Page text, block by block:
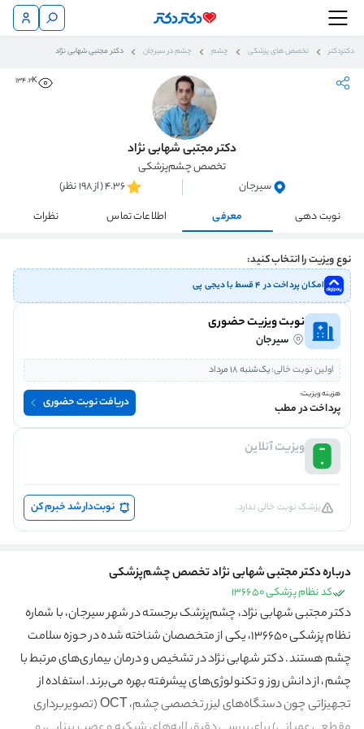
دکتردکتر تخصص های پزشکی چشم چشم در سیرجان دکتر مجتبی شهابی نژاد
134.2K
دکتر مجتبی شهابی نژاد
تخصص چشم‌پزشکی
سیرجان
4.36 (از 198 نظر)
نوبت دهی
معرفی اطلاعات تماس نظرات
نوع ویزیت را انتخاب کنید:
امکان پرداخت در ۴ قسط با دیجی پی
نوبت ویزیت حضوری
سیرجان
اولین نوبت خالی:یک‌شنبه 18 مرداد
هزینه ویزیت:
پرداخت در مطب دریافت نوبت حضوری
ویزیت آنلاین
پزشک نوبت خالی ندارد. نوبت‌دار شد خبرم کن
درباره دکتر مجتبی شهابی نژاد تخصص چشم‌پزشکی
کد نظام پزشکی 136650
دکتر مجتبی شهابی نژاد، چشم‌پزشک برجسته در شهر سیرجان، با شماره
نظام پزشکی 136650، یکی از متخصصان شناخته شده در حوزه سلامت
چشم هستند. دکتر شهابی نژاد در تشخیص و درمان بیماری‌های مرتبط با
چشم، از دانش روز و تکنولوژی‌های پیشرفته بهره می‌برند. استفاده از
تجهیزاتی چون دستگاه‌های لیزر تخصصی چشم، OCT (تصویربرداری